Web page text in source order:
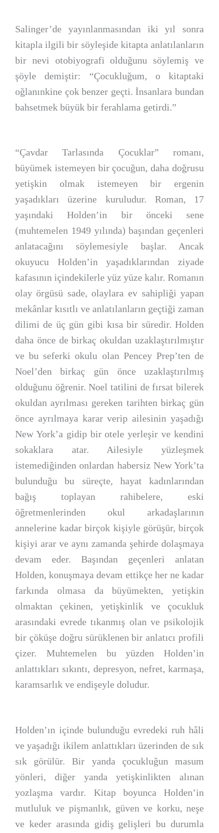
Salinger’de yayınlanmasından iki yıl sonra
kitapla ilgili bir söyleşide kitapta anlatılanların
bir nevi otobiyografi olduğunu söylemiş ve
şöyle demiştir: “Çocukluğum, o kitaptaki
oğlanınkine çok benzer geçti. İnsanlara bundan
bahsetmek büyük bir ferahlama getirdi.”
“Çavdar Tarlasında Çocuklar” romanı,
büyümek istemeyen bir çocuğun, daha doğrusu
yetişkin olmak istemeyen bir ergenin
yaşadıkları üzerine kuruludur. Roman, 17
yaşındaki Holden’in bir önceki sene
(muhtemelen 1949 yılında) başından geçenleri
anlatacağını söylemesiyle başlar. Ancak
okuyucu Holden’in yaşadıklarından ziyade
kafasının içindekilerle yüz yüze kalır. Romanın
olay örgüsü sade, olaylara ev sahipliği yapan
mekânlar kısıtlı ve anlatılanların geçtiği zaman
dilimi de üç gün gibi kısa bir süredir. Holden
daha önce de birkaç okuldan uzaklaştırılmıştır
ve bu seferki okulu olan Pencey Prep’ten de
Noel’den birkaç gün önce uzaklaştırılmış
olduğunu öğrenir. Noel tatilini de fırsat bilerek
okuldan ayrılması gereken tarihten birkaç gün
önce ayrılmaya karar verip ailesinin yaşadığı
New York’a gidip bir otele yerleşir ve kendini
sokaklara atar. Ailesiyle yüzleşmek
istemediğinden onlardan habersiz New York’ta
bulunduğu bu süreçte, hayat kadınlarından
bağış toplayan rahibelere, eski
öğretmenlerinden okul arkadaşlarının
annelerine kadar birçok kişiyle görüşür, birçok
kişiyi arar ve aynı zamanda şehirde dolaşmaya
devam eder. Başından geçenleri anlatan
Holden, konuşmaya devam ettikçe her ne kadar
farkında olmasa da büyümekten, yetişkin
olmaktan çekinen, yetişkinlik ve çocukluk
arasındaki evrede tıkanmış olan ve psikolojik
bir çöküşe doğru sürüklenen bir anlatıcı profili
çizer. Muhtemelen bu yüzden Holden’in
anlattıkları sıkıntı, depresyon, nefret, karmaşa,
karamsarlık ve endişeyle doludur.
Holden’ın içinde bulunduğu evredeki ruh hâli
ve yaşadığı ikilem anlattıkları üzerinden de sık
sık görülür. Bir yanda çocukluğun masum
yönleri, diğer yanda yetişkinlikten alınan
yozlaşma vardır. Kitap boyunca Holden’in
mutluluk ve pişmanlık, güven ve korku, neşe
ve keder arasında gidiş gelişleri bu durumla